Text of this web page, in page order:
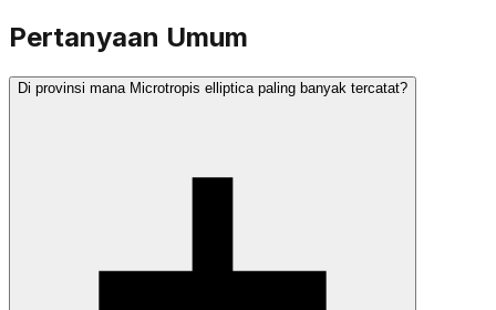
Pertanyaan Umum
Di provinsi mana Microtropis elliptica paling banyak tercatat?